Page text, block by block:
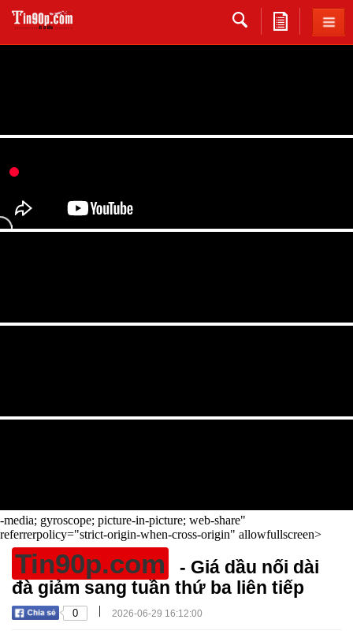
-media; gyroscope; picture-in-picture; web-share"
referrerpolicy="strict-origin-when-cross-origin" allowfullscreen>
Tin90p.com
- Giá dầu nối dài
đà giảm sang tuần thứ ba liên tiếp
0 | 2026-06-29 16:12:00